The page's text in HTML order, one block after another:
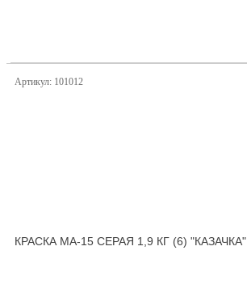
Артикул: 101012
КРАСКА МА-15 СЕРАЯ 1,9 КГ (6) "КАЗАЧКА"